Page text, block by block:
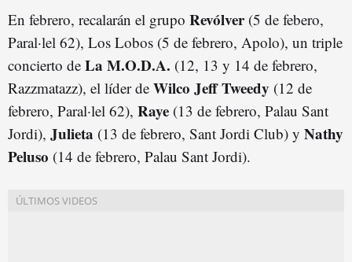
En febrero, recalarán el grupo Revólver(5 de febero,
Paral·lel 62), Los Lobos (5 de febrero, Apolo), un triple
concierto de La M.O.D.A. (12, 13 y 14 de febrero,
Razzmatazz), el líder de Wilco Jeff Tweedy (12 de
febrero, Paral·lel 62), Raye (13 de febrero, Palau Sant
Jordi), Julieta (13 de febrero, Sant Jordi Club) y Nathy
Peluso (14 de febrero, Palau Sant Jordi).